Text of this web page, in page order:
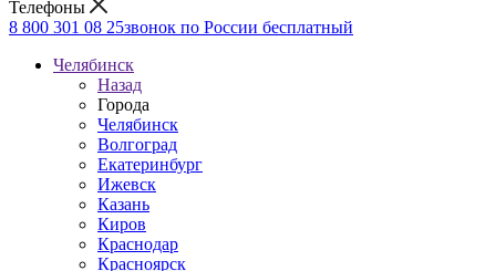
Телефоны
8 800 301 08 25звонок по России бесплатный
Челябинск
Назад
Города
Челябинск
Волгоград
Екатеринбург
Ижевск
Казань
Киров
Краснодар
Красноярск